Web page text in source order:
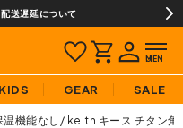
送遅延について
KIDS GEAR SALE
温機能なし keith キース チタン角